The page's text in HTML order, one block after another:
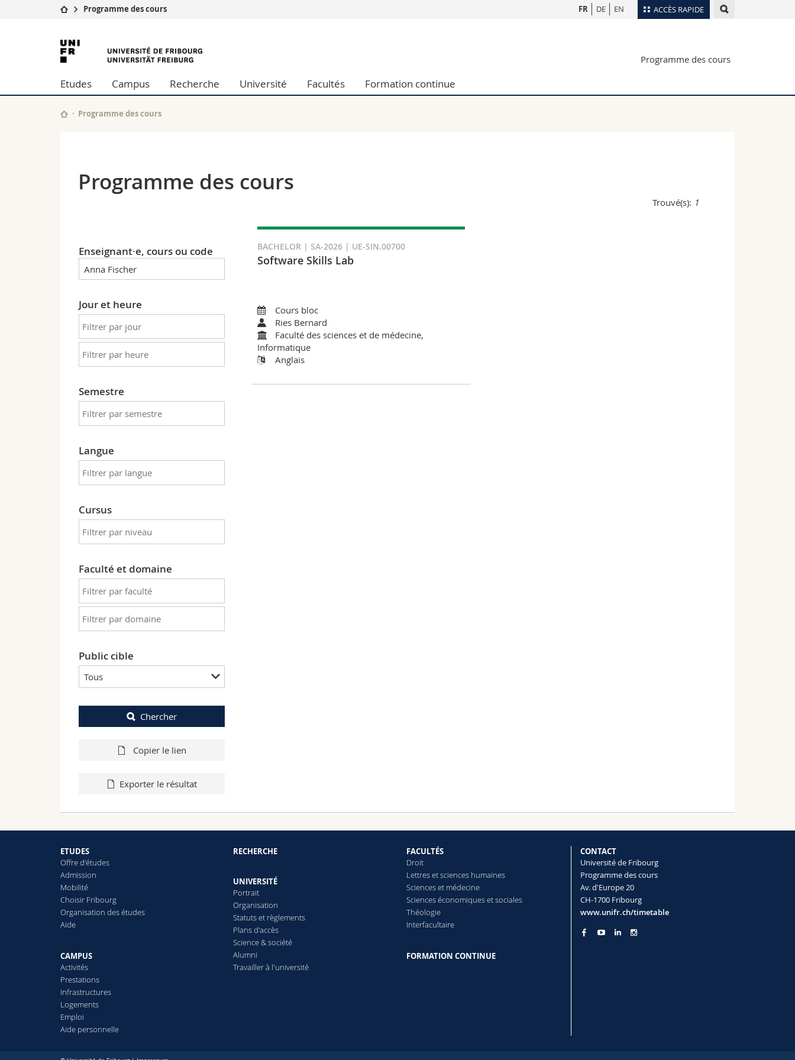
ACCÈS RAPIDE
Université
Recherche
Université
Formation continue
Sciences économiques et sociales et management
Lettres et sciences humaines
Chercheurs
Plan d'accès
Webmail
FR DE EN
Programme des cours
Université
de
Fribourg
Programme des cours
Etudes Campus Recherche Université Facultés Formation continue
Programme des cours
Programme des cours
Trouvé(s): 1
Enseignant·e, cours ou code
Jour et heure
Semestre
Langue
Cursus
Faculté et domaine
Public cible
Tous
Chercher
Copier le lien
Exporter le résultat
BACHELOR | SA-2026 | UE-SIN.00700
Software Skills Lab
Cours bloc
Ries Bernard
Faculté des sciences et de médecine,
Informatique
Anglais
ETUDES
Offre d'études
Admission
Mobilité
Choisir Fribourg
Organisation des études
Aide
CAMPUS
Activités
Prestations
Infrastructures
Logements
Emploi
Aide personnelle
RECHERCHE
UNIVERSITÉ
Portrait
Organisation
Statuts et règlements
Plans d'accès
Science & société
Alumni
Travailler à l'université
FACULTÉS
Droit
Lettres et sciences humaines
Sciences et médecine
Sciences économiques et sociales
Théologie
Interfacultaire
FORMATION CONTINUE
CONTACT
Université de Fribourg
Programme des cours
Av. d'Europe 20
CH-1700 Fribourg
www.unifr.ch/timetable